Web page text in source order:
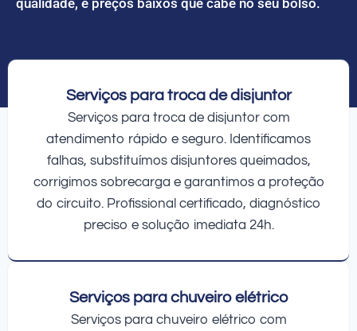
Serviços para troca de disjuntor
Serviços para troca de disjuntor com
atendimento rápido e seguro. Identificamos
falhas, substituímos disjuntores queimados,
corrigimos sobrecarga e garantimos a proteção
do circuito. Profissional certificado, diagnóstico
preciso e solução imediata 24h.
Serviços para chuveiro elétrico
Serviços para chuveiro elétrico com